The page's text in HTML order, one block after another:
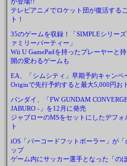
テレビアニメでロケット団が復活する
ト！
35のゲームを収録！「SIMPLEシリー
ァミリーパーティー」
Wii U GamePadを持ったプレーヤーと
開の変わるゲームも
EA、「シムシティ」早期予約キャンペ
Originで先行予約すると最大5,000円お
バンダイ、「FW GUNDAM
JABURO -」を12月に発売
ジャブローのMSをセットにしたデフォ
ト
iOS「バーコードフットボーラー」が
ップ
ゲーム内にサッカー選手となった「の